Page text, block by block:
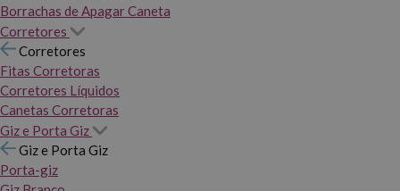
Borrachas de Apagar Caneta
Corretores
Corretores
Fitas Corretoras
Corretores Líquidos
Canetas Corretoras
Giz e Porta Giz
Giz e Porta Giz
Porta-giz